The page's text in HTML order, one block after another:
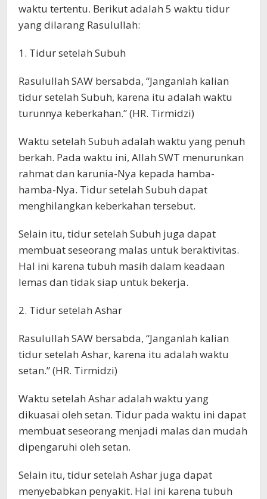
waktu tertentu. Berikut adalah 5 waktu tidur
yang dilarang Rasulullah:
1. Tidur setelah Subuh
Rasulullah SAW bersabda, “Janganlah kalian
tidur setelah Subuh, karena itu adalah waktu
turunnya keberkahan.” (HR. Tirmidzi)
Waktu setelah Subuh adalah waktu yang penuh
berkah. Pada waktu ini, Allah SWT menurunkan
rahmat dan karunia-Nya kepada hamba-
hamba-Nya. Tidur setelah Subuh dapat
menghilangkan keberkahan tersebut.
Selain itu, tidur setelah Subuh juga dapat
membuat seseorang malas untuk beraktivitas.
Hal ini karena tubuh masih dalam keadaan
lemas dan tidak siap untuk bekerja.
2. Tidur setelah Ashar
Rasulullah SAW bersabda, “Janganlah kalian
tidur setelah Ashar, karena itu adalah waktu
setan.” (HR. Tirmidzi)
Waktu setelah Ashar adalah waktu yang
dikuasai oleh setan. Tidur pada waktu ini dapat
membuat seseorang menjadi malas dan mudah
dipengaruhi oleh setan.
Selain itu, tidur setelah Ashar juga dapat
menyebabkan penyakit. Hal ini karena tubuh